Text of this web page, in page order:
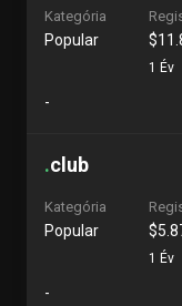
Kategória
Popular
1 Év
-
.club
Kategória
Popular
1 Év
-